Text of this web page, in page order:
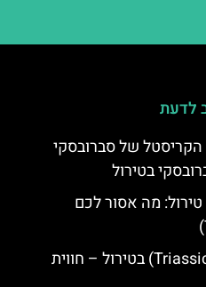
לדעת
הקריסטל של סברובסקי
בטירול
מה אסור לכם
פארק הדינוזאורים (Triassic Park) בטירול – חווית